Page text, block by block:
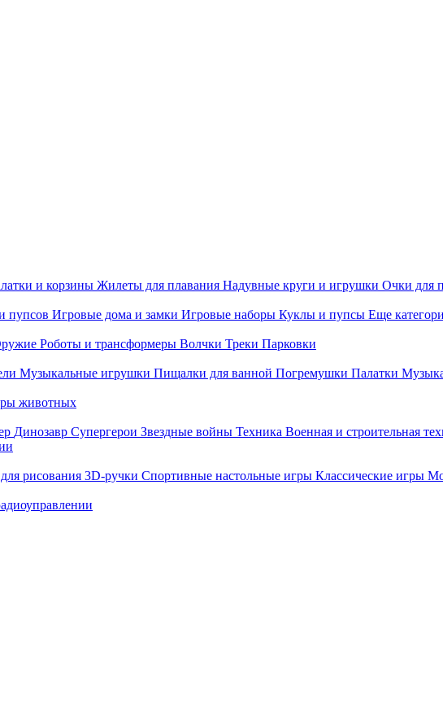
и корзины Жилеты для плавания Надувные круги и игрушки Очки для
пупсов Игровые дома и замки Игровые наборы Куклы и пупсы Еще
Роботы и трансформеры Волчки Треки Парковки
Музыкальные игрушки Пищалки для ванной Погремушки Палатки
животных
Динозавр Супергерои Звездные войны Техника Военная и строительная
рисования 3D-ручки Спортивные настольные игры Классические игры